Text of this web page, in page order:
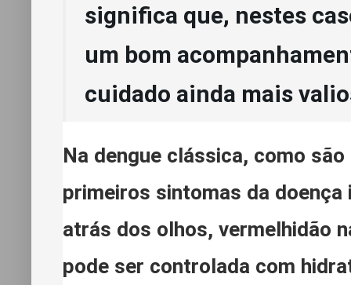
significa que, nestes
um bom
cuidado ainda mais
Na dengue clássica, como
primeiros sintomas da
atrás dos olhos, vermelhidão
pode ser controlada com